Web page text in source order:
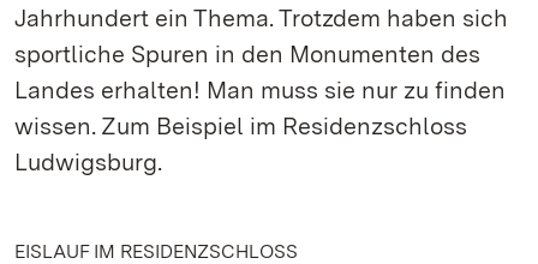
Jahrhundert ein Thema. Trotzdem haben sich
sportliche Spuren in den Monumenten des
Landes erhalten! Man muss sie nur zu finden
wissen. Zum Beispiel im Residenzschloss
Ludwigsburg.
EISLAUF IM RESIDENZSCHLOSS